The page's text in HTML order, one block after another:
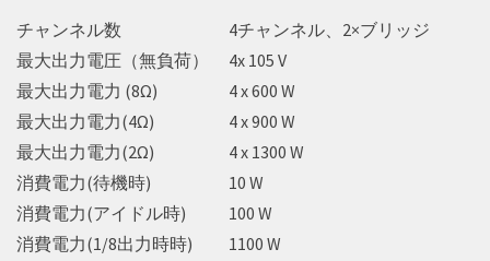
チャンネル数
4チャンネル、2×ブリッジ
最大出力電圧（無負荷）
4x 105 V
最大出力電力 (8Ω)
4 x 600 W
最大出力電力(4Ω)
4 x 900 W
最大出力電力(2Ω)
4 x 1300 W
消費電力(待機時)
10 W
消費電力(アイドル時)
100 W
消費電力(1/8出力時時)
1100 W